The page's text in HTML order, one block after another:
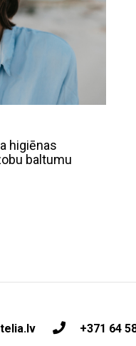
higiēnas
baltumu
+371 64